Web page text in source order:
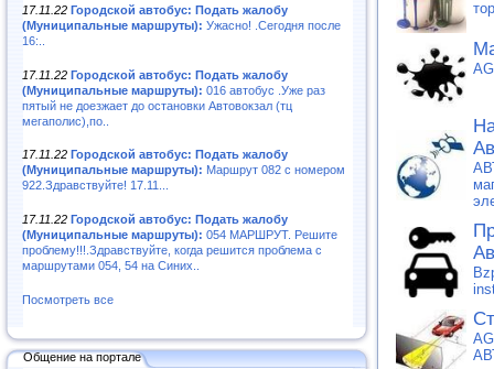
17.11.22 Городской автобус: Подать жалобу
(Муниципальные маршруты): Ужасно! .Сегодня после
16:..
17.11.22 Городской автобус: Подать жалобу
(Муниципальные маршруты): 016 автобус .Уже раз
пятый не доезжает до остановки Автовокзал (тц
мегаполис),по..
17.11.22 Городской автобус: Подать жалобу
(Муниципальные маршруты): Маршрут 082 с номером
922.Здравствуйте! 17.11...
17.11.22 Городской автобус: Подать жалобу
(Муниципальные маршруты): 054 МАРШРУТ. Решите
проблему!!!.Здравствуйте, когда решится проблема с
маршрутами 054, 54 на Синих..
Посмотреть все
Общение на портале